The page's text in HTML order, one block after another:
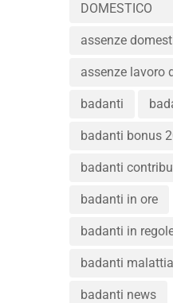
DOMESTICO
assenze
assenze lavoro
badanti
badanti bonus
badanti
badanti in ore
badanti in
badanti malattia
badanti news